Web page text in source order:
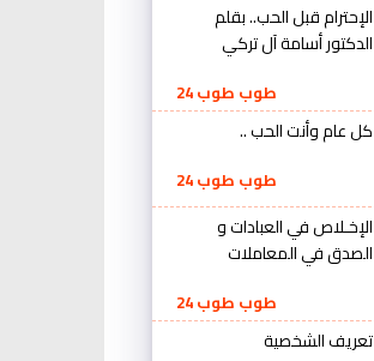
الإحترام قبل الحب.. بقلم
الدكتور أسامة آل تركي
طوب طوب 24
كل عام وأنت الحب ..
طوب طوب 24
الإخـلاص في العبادات و
الصدق في المعاملات
طوب طوب 24
تعريف الشخصية